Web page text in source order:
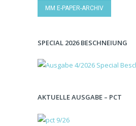
MM E-PAPER-ARCHIV
SPECIAL 2026 BESCHNEIUNG
AKTUELLE AUSGABE – PCT